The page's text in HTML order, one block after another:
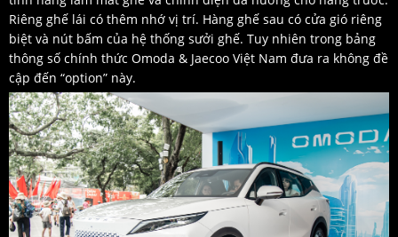
Riêng ghế lái có thêm nhớ vị trí. Hàng ghế sau có cửa gió riêng
biệt và nút bấm của hệ thống sưởi ghế. Tuy nhiên trong bảng
thông số chính thức Omoda & Jaecoo Việt Nam đưa ra không đề
cập đến “option” này.